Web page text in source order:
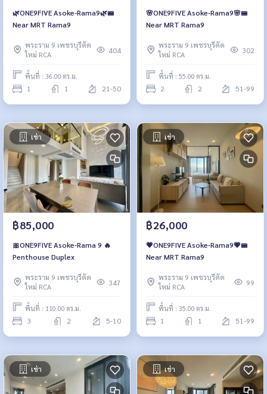
🌿ONE9FIVE Asoke-Rama9🌿🚝
Near MRT Rama9
พระราม 9 เพชรบุรีตัด
ใหม่ RCA
404
พื้นที่ : 36.00 ตร.ม.
1 1 21-50
🌸ONE9FIVE Asoke-Rama9🌸🚝
Near MRT Rama9
พระราม 9 เพชรบุรีตัด
ใหม่ RCA
302
พื้นที่ : 55.00 ตร.ม.
2 2 51-99
เช่า
฿85,000
🎀ONE9FIVE Asoke-Rama 9 🔥
Penthouse Duplex
พระราม 9 เพชรบุรีตัด
ใหม่ RCA
347
พื้นที่ : 110.00 ตร.ม.
3 2 5-10
เช่า
฿26,000
💗ONE9FIVE Asoke-Rama9💗🚝
Near MRT Rama9
พระราม 9 เพชรบุรีตัด
ใหม่ RCA
99
พื้นที่ : 35.00 ตร.ม.
1 1 51-99
เช่า เช่า